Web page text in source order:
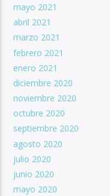
mayo 2021
abril 2021
marzo 2021
febrero 2021
enero 2021
diciembre 2020
noviembre 2020
octubre 2020
septiembre 2020
agosto 2020
julio 2020
junio 2020
mayo 2020